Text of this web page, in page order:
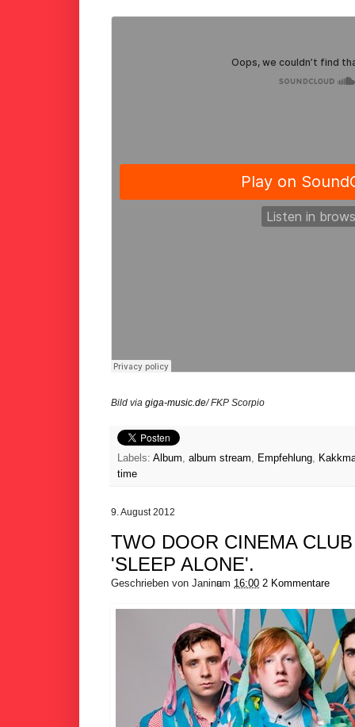
Bild via giga-music.de/ FKP Scorpio
Labels: Album, album stream, Empfehlung,
time
9. August 2012
TWO DOOR CINEMA
'SLEEP ALONE'.
Geschrieben von Janinaum 16:00 2 Kommentare